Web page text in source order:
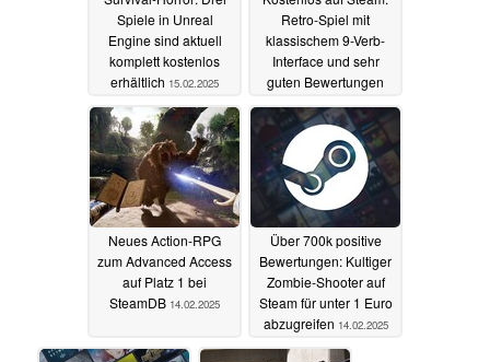
Spiele in Unreal
Engine sind aktuell
komplett kostenlos
erhältlich 15.02.2025
Retro-Spiel mit
klassischem 9-Verb-
Interface und sehr
guten Bewertungen
14.02.2025
Neues Action-RPG
zum Advanced Access
auf Platz 1 bei
SteamDB 14.02.2025
Über 700k positive
Bewertungen: Kultiger
Zombie-Shooter auf
Steam für unter 1 Euro
abzugreifen 14.02.2025